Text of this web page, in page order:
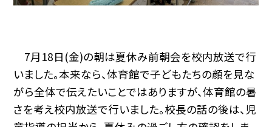
7月18日(金)の朝は夏休み前朝会を校内放送で行
いました。本来なら、体育館で子どもたちの顔を見な
がら全体で伝えたいことではありますが、体育館の暑
さを考え校内放送で行いました。校長の話の後は、児